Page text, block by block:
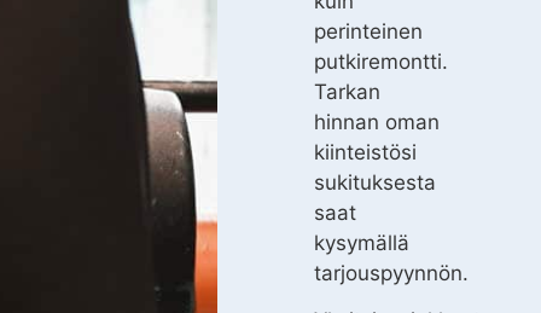
perinteinen
putkiremontti.
Tarkan
hinnan oman
kiinteistösi
sukituksesta
saat
kysymällä
tarjouspyynnön.